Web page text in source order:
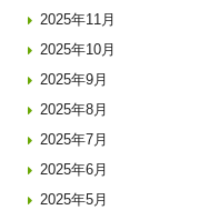
2025年11月
2025年10月
2025年9月
2025年8月
2025年7月
2025年6月
2025年5月